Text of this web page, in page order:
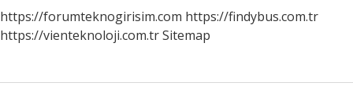
https://forumteknogirisim.com https://findybus.com.tr
https://vienteknoloji.com.trSitemap